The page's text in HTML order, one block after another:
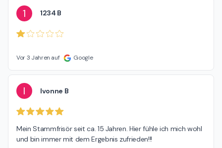
1 1234 B
Vor 3 Jahren auf Google
I Ivonne B
Mein Stammfrisör seit ca. 15 Jahren. Hier fühle ich mich wohl
und bin immer mit dem Ergebnis zufrieden!!!